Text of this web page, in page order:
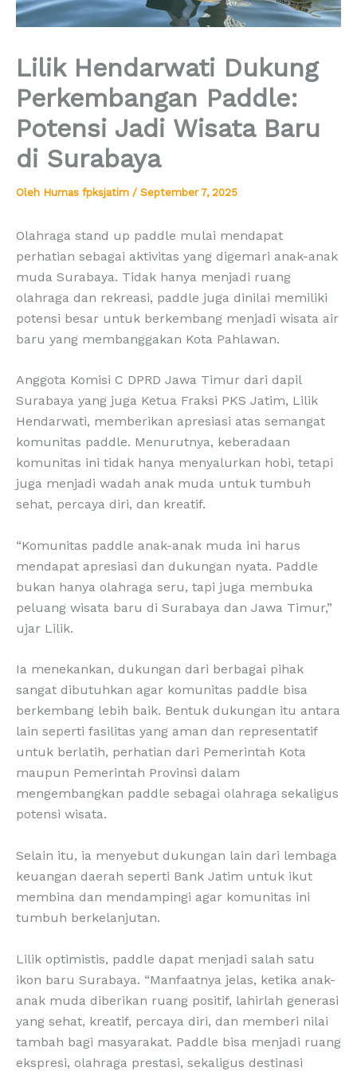
Lilik Hendarwati Dukung
Perkembangan Paddle:
Potensi Jadi Wisata Baru
di Surabaya
Oleh Humas fpksjatim / September 7, 2025
Olahraga stand up paddle mulai mendapat
perhatian sebagai aktivitas yang digemari anak-anak
muda Surabaya. Tidak hanya menjadi ruang
olahraga dan rekreasi, paddle juga dinilai memiliki
potensi besar untuk berkembang menjadi wisata air
baru yang membanggakan Kota Pahlawan.
Anggota Komisi C DPRD Jawa Timur dari dapil
Surabaya yang juga Ketua Fraksi PKS Jatim, Lilik
Hendarwati, memberikan apresiasi atas semangat
komunitas paddle. Menurutnya, keberadaan
komunitas ini tidak hanya menyalurkan hobi, tetapi
juga menjadi wadah anak muda untuk tumbuh
sehat, percaya diri, dan kreatif.
“Komunitas paddle anak-anak muda ini harus
mendapat apresiasi dan dukungan nyata. Paddle
bukan hanya olahraga seru, tapi juga membuka
peluang wisata baru di Surabaya dan Jawa Timur,”
ujar Lilik.
Ia menekankan, dukungan dari berbagai pihak
sangat dibutuhkan agar komunitas paddle bisa
berkembang lebih baik. Bentuk dukungan itu antara
lain seperti fasilitas yang aman dan representatif
untuk berlatih, perhatian dari Pemerintah Kota
maupun Pemerintah Provinsi dalam
mengembangkan paddle sebagai olahraga sekaligus
potensi wisata.
Selain itu, ia menyebut dukungan lain dari lembaga
keuangan daerah seperti Bank Jatim untuk ikut
membina dan mendampingi agar komunitas ini
tumbuh berkelanjutan.
Lilik optimistis, paddle dapat menjadi salah satu
ikon baru Surabaya. “Manfaatnya jelas, ketika anak-
anak muda diberikan ruang positif, lahirlah generasi
yang sehat, kreatif, percaya diri, dan memberi nilai
tambah bagi masyarakat. Paddle bisa menjadi ruang
ekspresi, olahraga prestasi, sekaligus destinasi